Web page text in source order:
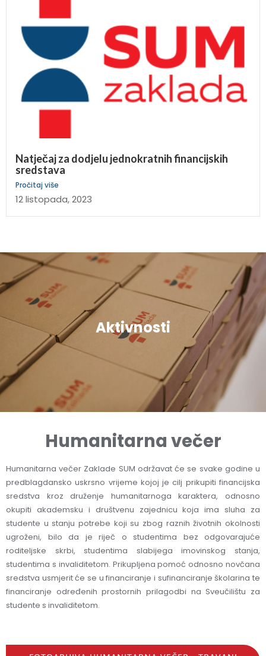
Natječaj za dodjelu jednokratnih financijskih
sredstava
Pročitaj više
12 listopada, 2023
Aktivnosti
Humanitarna večer
Humanitarna večer Zaklade SUM održavat će se svake godine u
predblagdansko uskrsno vrijeme kojoj je cilj prikupiti financijska
sredstva kroz druženje humanitarnoga karaktera, odnosno
okupiti akademsku i društvenu zajednicu koja ima sluha za
studente u stanju potrebe koji su zbog raznih životnih okolnosti
ugroženi, bilo da je riječ o studentima bez odgovarajuće
roditeljske skrbi, studentima slabijega imovinskog stanja,
studentima s invaliditetom. Prikupljena pomoć odnosno novčana
sredstva usmjerit će se u financiranje i sufinanciranje školarina te
financiranje određenih prostornih prilagodbi na Sveučilištu za
studente s invaliditetom.